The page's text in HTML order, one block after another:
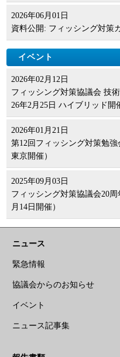
2026年06月01日
資料公開: フィッシング対策
イベント
2026年02月12日
フィッシング対策協議会 技
26年2月25日 ハイブリッド開
2026年01月21日
第12回フィッシング対策勉
東京開催）
2025年09月03日
フィッシング対策協議会20
月14日開催）
ニュース
緊急情報
協議会からのお知らせ
イベント
ニュース記事集